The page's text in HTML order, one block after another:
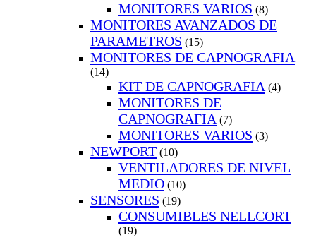
MONITORES VARIOS (8)
MONITORES AVANZADOS DE
PARAMETROS (15)
MONITORES DE CAPNOGRAFIA
(14)
KIT DE CAPNOGRAFIA (4)
MONITORES DE
CAPNOGRAFIA (7)
MONITORES VARIOS (3)
NEWPORT (10)
VENTILADORES DE NIVEL
MEDIO (10)
SENSORES (19)
CONSUMIBLES NELLCORT
(19)